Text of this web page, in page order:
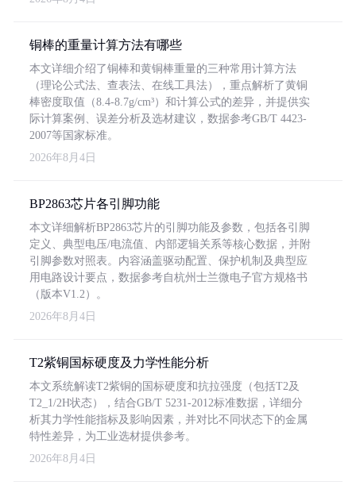
铜棒的重量计算方法有哪些
本文详细介绍了铜棒和黄铜棒重量的三种常用计算方法
（理论公式法、查表法、在线工具法），重点解析了黄铜
棒密度取值（8.4-8.7g/cm³）和计算公式的差异，并提供实
际计算案例、误差分析及选材建议，数据参考GB/T 4423-
2007等国家标准。
2026年8月4日
BP2863芯片各引脚功能
本文详细解析BP2863芯片的引脚功能及参数，包括各引脚
定义、典型电压/电流值、内部逻辑关系等核心数据，并附
引脚参数对照表。内容涵盖驱动配置、保护机制及典型应
用电路设计要点，数据参考自杭州士兰微电子官方规格书
（版本V1.2）。
2026年8月4日
T2紫铜国标硬度及力学性能分析
本文系统解读T2紫铜的国标硬度和抗拉强度（包括T2及
T2_1/2H状态），结合GB/T 5231-2012标准数据，详细分
析其力学性能指标及影响因素，并对比不同状态下的金属
特性差异，为工业选材提供参考。
2026年8月4日